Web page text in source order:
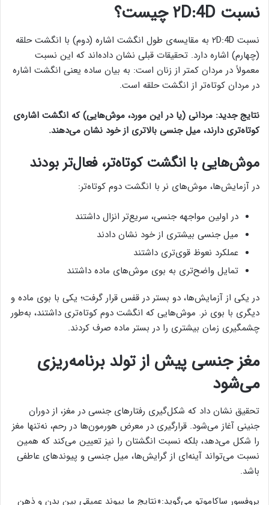
نسبت ۲D:4D چیست؟
نسبت ۲D:4D به مقایسه‌ی طول انگشت اشاره (دوم) با انگشت حلقه
(چهارم) اشاره دارد. تحقیقات قبلی نشان داده‌اند که این نسبت
معمولاً در مردان کمتر از زنان است: به بیان ساده یعنی انگشت اشاره
در مردان کوتاه‌تر از انگشت حلقه است.
نتایج جدید: مردانی (یا در این مورد، موش‌هایی) که انگشت اشاره‌ی
کوتاه‌تری دارند، میل جنسی بالاتری از خود نشان می‌دهند.
موش‌هایی با انگشت کوتاه‌تر، فعال‌تر بودند
در آزمایش‌ها، موش‌های نر با انگشت دوم کوتاه‌تر:
در اولین مواجهه جنسی، سریع‌تر انزال داشتند
میل جنسی بیشتری از خود نشان دادند
عملکرد نعوظ قوی‌تری داشتند
تمایل واضح‌تری به بوی موش‌های ماده داشتند
در یکی از آزمایش‌ها، دو بستر در قفس قرار گرفت؛ یکی با بوی ماده و
دیگری با بوی نر. موش‌هایی که انگشت دوم کوتاه‌تری داشتند، به‌طور
چشمگیری زمان بیشتری را در بستر ماده صرف کردند.
مغز جنسی پیش از تولد برنامه‌ریزی
می‌شود
تحقیق نشان داد که شکل‌گیری رفتارهای جنسی در مغز، از دوران
جنینی آغاز می‌شود. قرارگیری در معرض هورمون‌ها در رحم، نه‌تنها مغز
را شکل می‌دهد، بلکه نسبت انگشتان را نیز تعیین می‌کند که همین
نسبت می‌تواند آینه‌ای از گرایش‌ها، میل جنسی و پیوندهای عاطفی
باشد.
پروفسور ساکاموتو می‌گوید:«نتایج ما پیوند عمیقی بین بدن و ذهن